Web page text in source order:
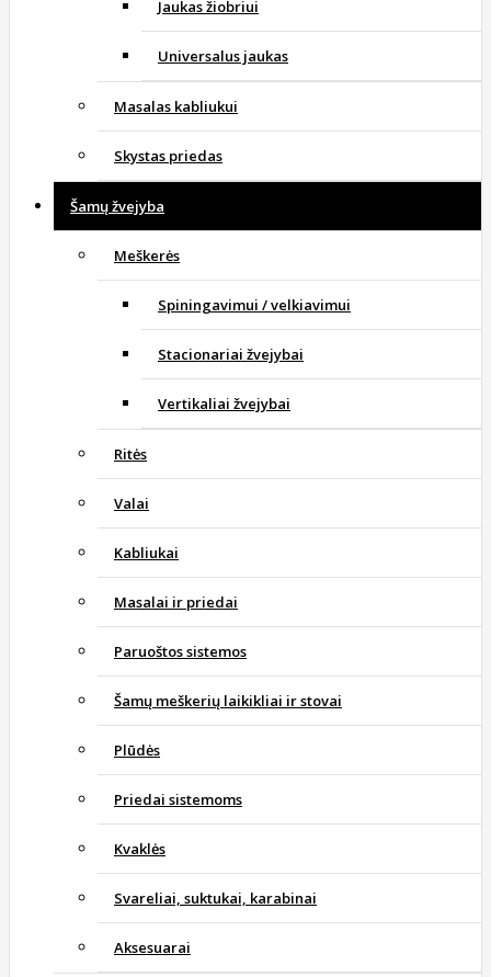
Jaukas žiobriui
Universalus jaukas
Masalas kabliukui
Skystas priedas
Šamų žvejyba
Meškerės
Spiningavimui / velkiavimui
Stacionariai žvejybai
Vertikaliai žvejybai
Ritės
Valai
Kabliukai
Masalai ir priedai
Paruoštos sistemos
Šamų meškerių laikikliai ir stovai
Plūdės
Priedai sistemoms
Kvaklės
Svareliai, suktukai, karabinai
Aksesuarai